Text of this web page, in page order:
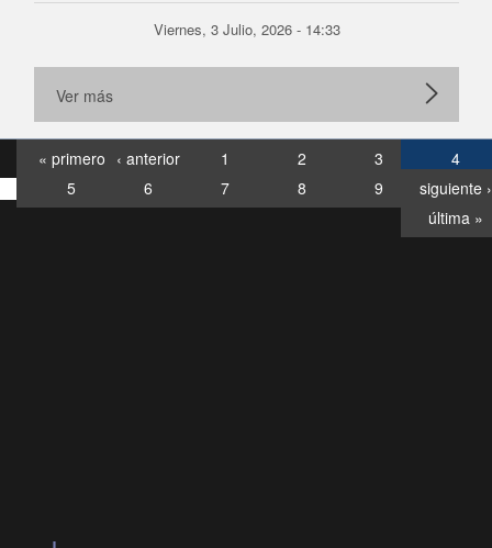
Viernes, 3 Julio, 2026 - 14:33
Ver más
« primero ‹ anterior 1 2 3
4
5
6 7 8 9
siguiente ›
última »